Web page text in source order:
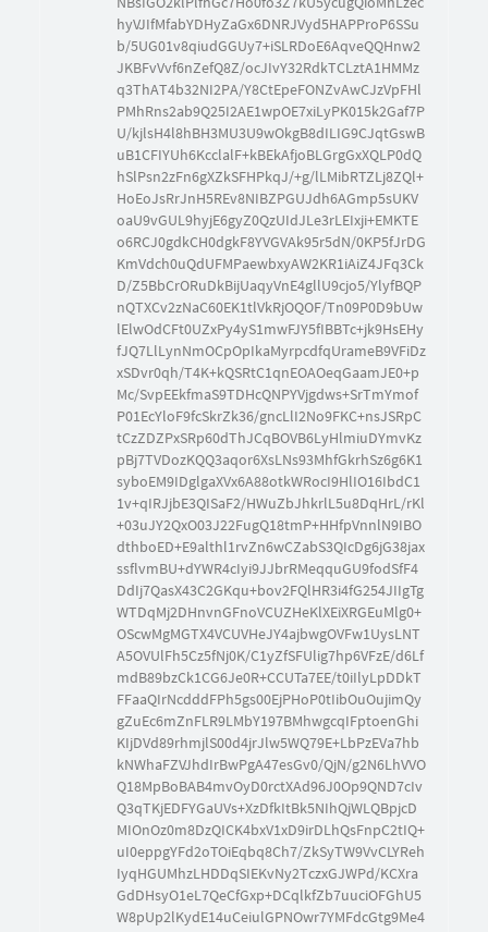
hyVJIfMfabYDHyZaGx6DNRJVyd5HAPProP6SSu
b/5UG01v8qiudGGUy7+iSLRDoE6AqveQQHnw2
JKBFvVvf6nZefQ8Z/ocJIvY32RdkTCLztA1HMMz
q3ThAT4b32NI2PA/Y8CtEpeFONZvAwCJzVpFHl
PMhRns2ab9Q25I2AE1wpOE7xiLyPK015k2Gaf7P
U/kjlsH4l8hBH3MU3U9wOkgB8dILIG9CJqtGswB
uB1CFIYUh6KcclalF+kBEkAfjoBLGrgGxXQLP0dQ
hSlPsn2zFn6gXZkSFHPkqJ/+g/lLMibRTZLj8ZQl+
HoEoJsRrJnH5REv8NIBZPGUJdh6AGmp5sUKV
oaU9vGUL9hyjE6gyZ0QzUIdJLe3rLEIxji+EMKTE
o6RCJ0gdkCH0dgkF8YVGVAk95r5dN/0KP5fJrDG
KmVdch0uQdUFMPaewbxyAW2KR1iAiZ4JFq3Ck
D/Z5BbCrORuDkBijUaqyVnE4gllU9cjo5/YlyfBQP
nQTXCv2zNaC60EK1tlVkRjOQOF/Tn09P0D9bUw
lElwOdCFt0UZxPy4yS1mwFJY5fIBBTc+jk9HsEHy
fJQ7LlLynNmOCpOpIkaMyrpcdfqUrameB9VFiDz
xSDvr0qh/T4K+kQSRtC1qnEOAOeqGaamJE0+p
Mc/SvpEEkfmaS9TDHcQNPYVjgdws+SrTmYmof
P01EcYloF9fcSkrZk36/gncLlI2No9FKC+nsJSRpC
tCzZDZPxSRp60dThJCqBOVB6LyHlmiuDYmvKz
pBj7TVDozKQQ3aqor6XsLNs93MhfGkrhSz6g6K1
syboEM9IDglgaXVx6A88otkWRocI9HlIO16IbdC1
1v+qIRJjbE3QISaF2/HWuZbJhkrlL5u8DqHrL/rKl
+03uJY2QxO03J22FugQ18tmP+HHfpVnnlN9IBO
dthboED+E9althl1rvZn6wCZabS3QIcDg6jG38jax
ssflvmBU+dYWR4cIyi9JJbrRMeqquGU9fodSfF4
DdIj7QasX43C2GKqu+bov2FQlHR3i4fG254JIIgTg
WTDqMj2DHnvnGFnoVCUZHeKlXEiXRGEuMlg0+
OScwMgMGTX4VCUVHeJY4ajbwgOVFw1UysLNT
A5OVUlFh5Cz5fNj0K/C1yZfSFUlig7hp6VFzE/d6Lf
mdB89bzCk1CG6Je0R+CCUTa7EE/t0iIlyLpDDkT
FFaaQIrNcdddFPh5gs00EjPHoP0tIibOuOujimQy
gZuEc6mZnFLR9LMbY197BMhwgcqIFptoenGhi
KIjDVd89rhmjlS00d4jrJlw5WQ79E+LbPzEVa7hb
kNWhaFZVJhdIrBwPgA47esGv0/QjN/g2N6LhVVO
Q18MpBoBAB4mvOyD0rctXAd96J0Op9QND7cIv
Q3qTKjEDFYGaUVs+XzDfkItBk5NIhQjWLQBpjcD
MIOnOz0m8DzQICK4bxV1xD9irDLhQsFnpC2tIQ+
uI0eppgYFd2oTOiEqbq8Ch7/ZkSyTW9VvCLYReh
IyqHGUMhzLHDDqSIEKvNy2TczxGJWPd/KCXra
GdDHsyO1eL7QeCfGxp+DCqlkfZb7uuciOFGhU5
W8pUp2lKydE14uCeiulGPNOwr7YMFdcGtg9Me4